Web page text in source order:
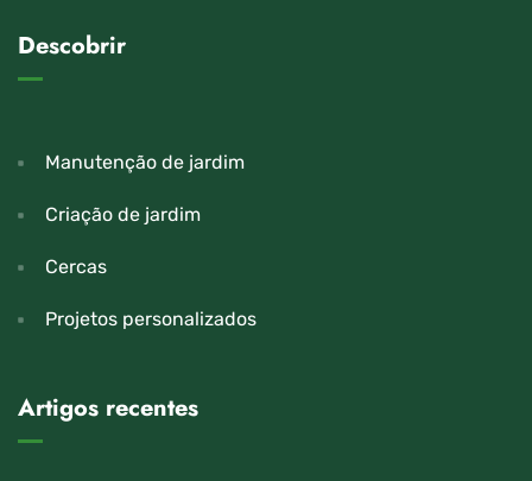
Descobrir
Manutenção de jardim
Criação de jardim
Cercas
Projetos personalizados
Artigos recentes